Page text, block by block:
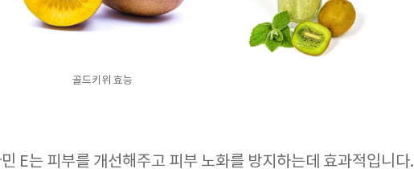
골드키위 효능
E는 피부를 개선해주고 피부 노화를 방지하는데 효과적입니다.